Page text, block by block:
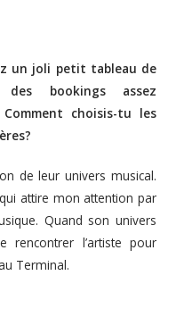
un joli petit tableau de
bookings assez
choisis-tu les
de leur univers musical.
attire mon attention par
Quand son univers
rencontrer l’artiste pour
Terminal.